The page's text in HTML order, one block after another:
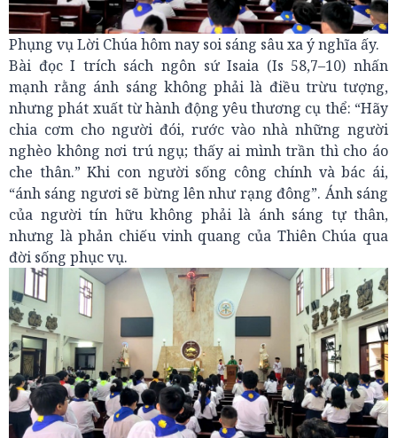
Phụng vụ Lời Chúa hôm nay soi sáng sâu xa ý nghĩa ấy.
Bài đọc I trích sách ngôn sứ Isaia (Is 58,7–10) nhấn
mạnh rằng ánh sáng không phải là điều trừu tượng,
nhưng phát xuất từ hành động yêu thương cụ thể: “Hãy
chia cơm cho người đói, rước vào nhà những người
nghèo không nơi trú ngụ; thấy ai mình trần thì cho áo
che thân.” Khi con người sống công chính và bác ái,
“ánh sáng ngươi sẽ bừng lên như rạng đông”. Ánh sáng
của người tín hữu không phải là ánh sáng tự thân,
nhưng là phản chiếu vinh quang của Thiên Chúa qua
đời sống phục vụ.